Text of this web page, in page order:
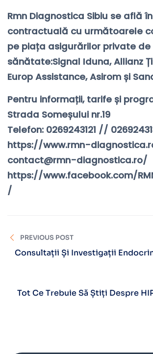
Rmn Diagnostica Sibiu se află
contractuală cu următoarele
pe piața asigurărilor private de
sănătate:Signal Iduna, Allianz
Europ Assistance, Asirom și
Pentru informații, tarife și
Strada Someșului nr.19
Telefon: 0269243121 //
https://www.rmn-
contact@rmn-diagnostica.ro/
https://www.facebook.com/
/
PREVIOUS POST
Consultații Și Investigații
Tot Ce Trebuie Să Știți Despre